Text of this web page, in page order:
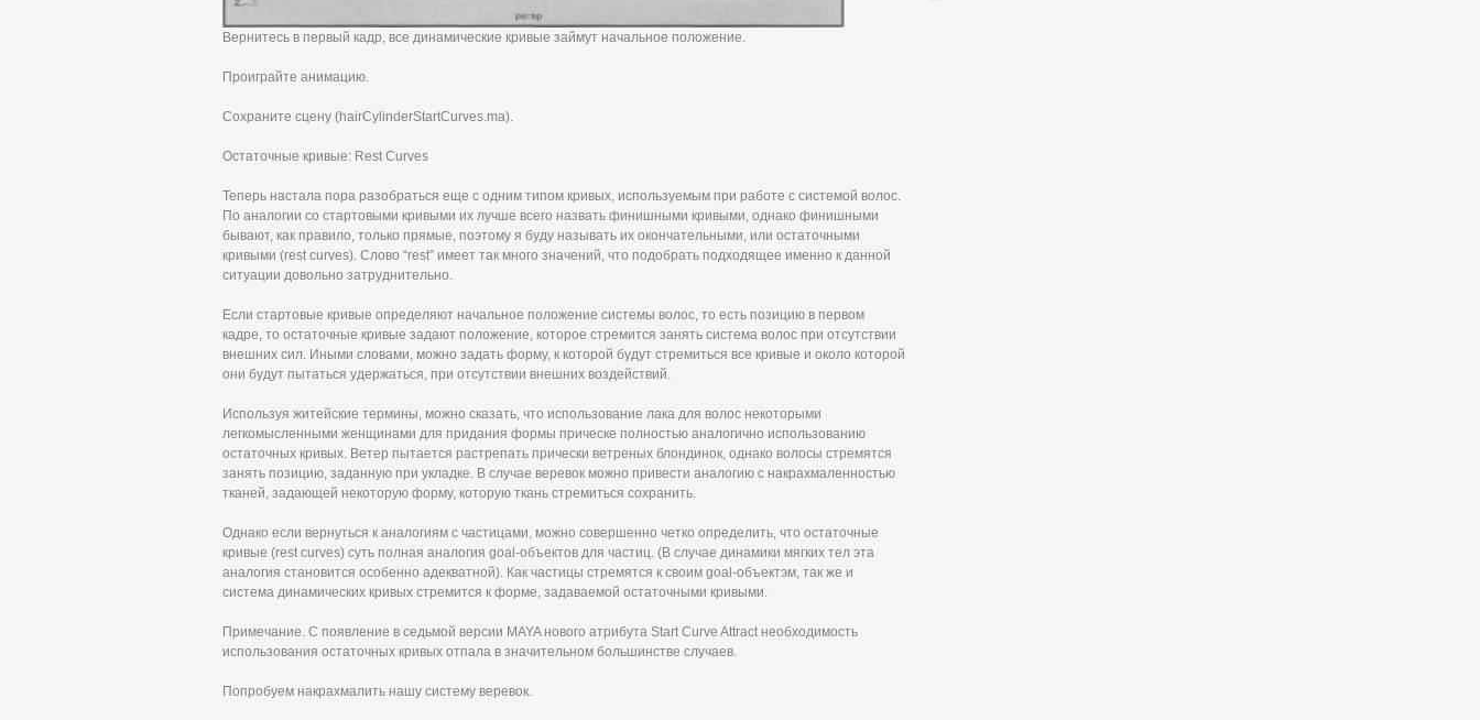
Вернитесь в первый кадр, все динамические кривые займут начальное положение.
Проиграйте анимацию.
Сохраните сцену (hairCylinderStartCurves.ma).
Остаточные кривые: Rest Curves
Теперь настала пора разобраться еще с одним типом кривых, используемым при работе с системой волос.
По аналогии со стартовыми кривыми их лучше всего назвать финишными кривыми, однако финишными
бывают, как правило, только прямые, поэтому я буду называть их окончательными, или остаточными
кривыми (rest curves). Слово “rest” имеет так много значений, что подобрать подходящее именно к данной
ситуации довольно затруднительно.
Если стартовые кривые определяют начальное положение системы волос, то есть позицию в первом
кадре, то остаточные кривые задают положение, которое стремится занять система волос при отсутствии
внешних сил. Иными словами, можно задать форму, к которой будут стремиться все кривые и около которой
они будут пытаться удержаться, при отсутствии внешних воздействий.
Используя житейские термины, можно сказать, что использование лака для волос некоторыми
легкомысленными женщинами для придания формы прическе полностью аналогично использованию
остаточных кривых. Ветер пытается растрепать прически ветреных блондинок, однако волосы стремятся
занять позицию, заданную при укладке. В случае веревок можно привести аналогию с накрахмаленностью
тканей, задающей некоторую форму, которую ткань стремиться сохранить.
Однако если вернуться к аналогиям с частицами, можно совершенно четко определить, что остаточные
кривые (rest curves) суть полная аналогия goal-объектов для частиц. (В случае динамики мягких тел эта
аналогия становится особенно адекватной). Как частицы стремятся к своим goal-объектэм, так же и
система динамических кривых стремится к форме, задаваемой остаточными кривыми.
Примечание. С появление в седьмой версии MAYA нового атрибута Start Curve Attract необходимость
использования остаточных кривых отпала в значительном большинстве случаев.
Попробуем накрахмалить нашу систему веревок.